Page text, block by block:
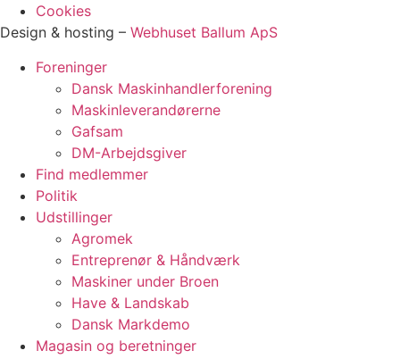
Cookies
Design & hosting – Webhuset Ballum ApS
Foreninger
Dansk Maskinhandlerforening
Maskinleverandørerne
Gafsam
DM-Arbejdsgiver
Find medlemmer
Politik
Udstillinger
Agromek
Entreprenør & Håndværk
Maskiner under Broen
Have & Landskab
Dansk Markdemo
Magasin og beretninger